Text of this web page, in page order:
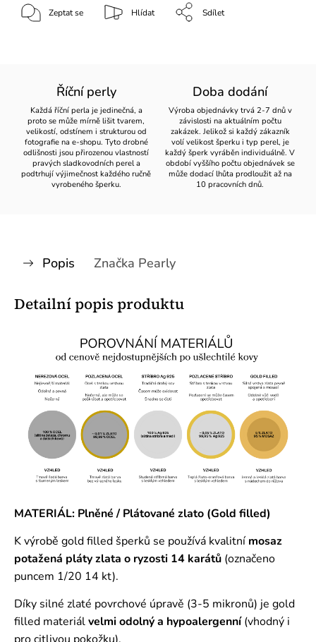
Zeptat se Hlídat Sdílet
Říční perly
Každá říční perla je jedinečná, a
proto se může mírně lišit tvarem,
velikostí, odstínem i strukturou od
fotografie na e-shopu. Tyto drobné
odlišnosti jsou přirozenou vlastností
pravých sladkovodních perel a
podtrhují výjimečnost každého ručně
vyrobeného šperku.
Doba dodání
Výroba objednávky trvá 2-7 dnů v
závislosti na aktuálním počtu
zakázek. Jelikož si každý zákazník
volí velikost šperku i typ perel, je
každý šperk vyráběn individuálně. V
období vyššího počtu objednávek se
může dodací lhůta prodloužit až na
10 pracovních dnů.
Popis Značka Pearly
Detailní popis produktu
MATERIÁL: Plněné / Plátované zlato (Gold filled)
K výrobě gold filled šperků se používá kvalitní mosaz
potažená pláty zlata o ryzosti 14 karátů (označeno
puncem 1/20 14 kt).
Díky silné zlaté povrchové úpravě (3-5 mikronů) je gold
filled materiálvelmi odolný a hypoalergenní(vhodný i